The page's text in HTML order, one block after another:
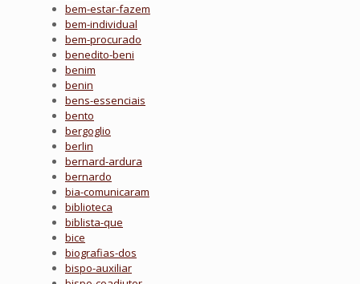
bem-estar-fazem
bem-individual
bem-procurado
benedito-beni
benim
benin
bens-essenciais
bento
bergoglio
berlin
bernard-ardura
bernardo
bia-comunicaram
biblioteca
biblista-que
bice
biografias-dos
bispo-auxiliar